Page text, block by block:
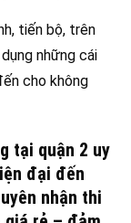
tiến bộ, trên
những cái
cho không
tại quận 2 uy
đại đến
nhận thi